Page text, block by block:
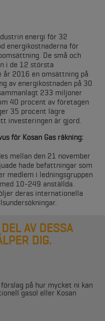
energi för 32
energikostnaderna för
De små och
i de 12 största
år 2016 en omsättning på
av energikostnaden på 30
233 miljoner
40 procent av företagen
35 procent lägre
investeringen är gjord.
för Kosan Gas räkning:
mellan den 21 november
hade befattningar som
medlem i ledningsgruppen
10-249 anställda.
deras internationella
AV DESSA
DIG.
på hur mycket ni kan
gasol eller Kosan